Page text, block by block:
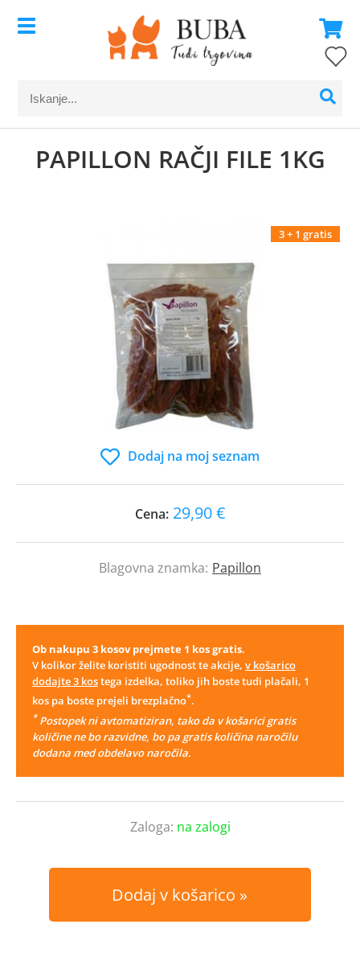
PAPILLON RAČJI FILE 1KG
3 + 1 gratis
Dodaj na moj seznam
Cena: 29,90 €
Blagovna znamka: Papillon
Ob nakupu 3 kosov prejmete 1 kos gratis.
V kolikor želite koristiti ugodnost te akcije, v košarico
dodajte 3 kostega izdelka, toliko jih boste tudi plačali, 1
kos pa boste prejeli brezplačno*.
*Postopek ni avtomatiziran, tako da v košarici gratis
količine ne bo razvidne, bo pa gratis količina naročilu
dodana med obdelavo naročila.
Zaloga: na zalogi
Dodaj v košarico